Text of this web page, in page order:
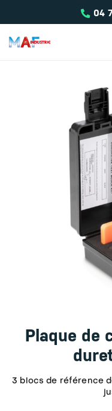
04
Plaque de
3 blocs de référence